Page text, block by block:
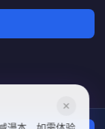
✕
漫本，如需体验